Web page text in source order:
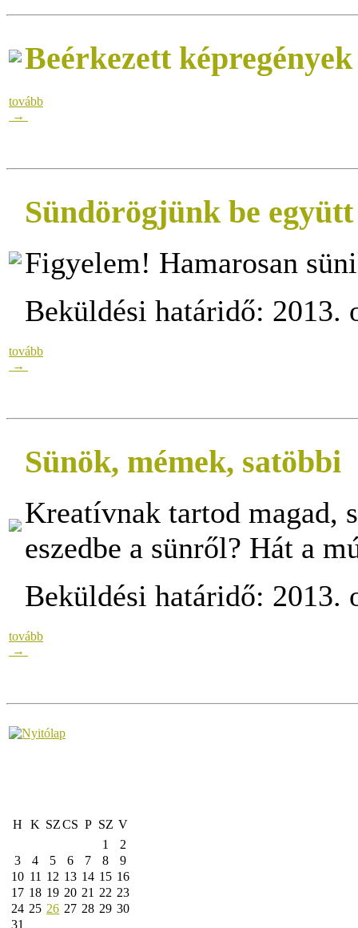
Beérkezett
tovább
→
Sündörögjünk be
Figyelem! Hamarosan
Beküldési határidő: 2013.
tovább
→
Sünök, mémek, satöbbi
Kreatívnak tartod magad,
eszedbe a sünről? Hát a
Beküldési határidő: 2013.
tovább
→
H K SZCS P SZ V
1
2
3
4 5 6 7 8
9
10 11 12 13 14 15 16
17 18 19 20 21 22 23
24 25 26 27 28 29 30
31